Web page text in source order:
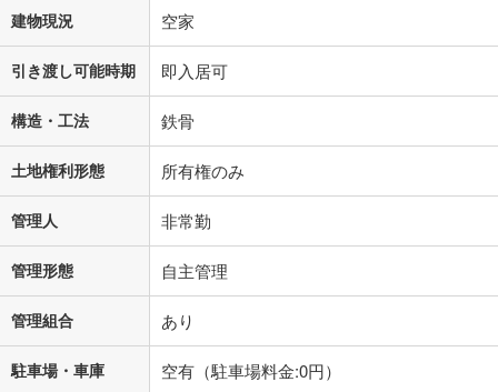
建物現況 空家
引き渡し可能時期 即入居可
構造・工法 鉄骨
土地権利形態 所有権のみ
管理人 非常勤
管理形態 自主管理
管理組合 あり
駐車場・車庫 空有（駐車場料金:0円）